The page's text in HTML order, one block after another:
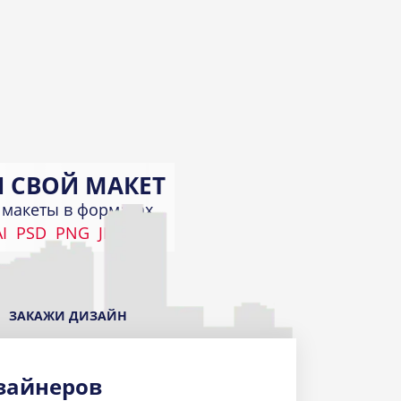
СВОЙ МАКЕТ
в форматах
PSD PNG JPEG
ЗАКАЖИ ДИЗАЙН